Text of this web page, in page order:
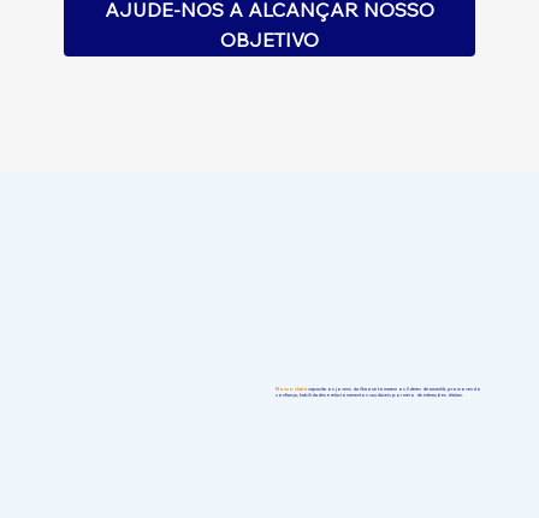
AJUDE-NOS A ALCANÇAR NOSSO
OBJETIVO
Nosso clube capacita os jovens da ilha a se tornarem os líderes de amanhã, promovendo
confiança, habilidades e relacionamentos saudáveis por meio de interações diárias.